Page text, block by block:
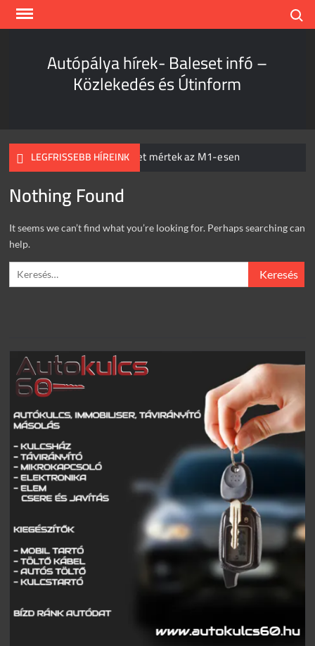
Skip
Autópálya hírek- Baleset infó –
Közlekedés és Útinform
LEGFRISSEBB HÍREINK
Hihetetlen sebességet mértek az M1-esen
Kamion és személyautó csapódott egymásnak
Szombathelynél
Hihetetlen, mi történt az igazoltatásnál
Súlyos baleset a 37-es főúton
kisteherautó
Burkolatjelfestési munkák kezdődnek
Toto ismét lecsapott az M1-esen
Döbbenetes manőver az M3-ason
Nothing Found
It seems we can’t find what you’re looking for. Perhaps searching can
help.
Keresés: